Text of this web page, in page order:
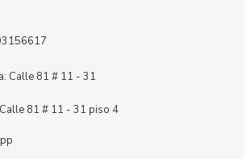
Calle 81 # 11 - 31
81 # 11 - 31 piso 4